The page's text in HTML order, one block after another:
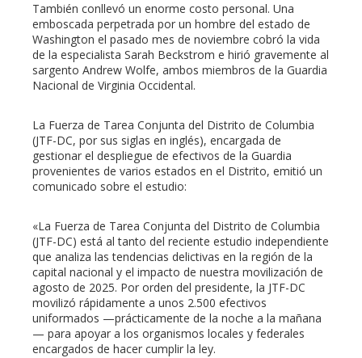
También conllevó un enorme costo personal. Una
emboscada perpetrada por un hombre del estado de
Washington el pasado mes de noviembre cobró la vida
de la especialista Sarah Beckstrom e hirió gravemente al
sargento Andrew Wolfe, ambos miembros de la Guardia
Nacional de Virginia Occidental.
La Fuerza de Tarea Conjunta del Distrito de Columbia
(JTF-DC, por sus siglas en inglés), encargada de
gestionar el despliegue de efectivos de la Guardia
provenientes de varios estados en el Distrito, emitió un
comunicado sobre el estudio:
«La Fuerza de Tarea Conjunta del Distrito de Columbia
(JTF-DC) está al tanto del reciente estudio independiente
que analiza las tendencias delictivas en la región de la
capital nacional y el impacto de nuestra movilización de
agosto de 2025. Por orden del presidente, la JTF-DC
movilizó rápidamente a unos 2.500 efectivos
uniformados —prácticamente de la noche a la mañana
— para apoyar a los organismos locales y federales
encargados de hacer cumplir la ley.